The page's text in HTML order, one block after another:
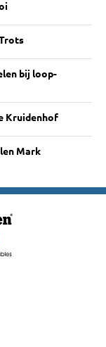
bij loop-
Kruidenhof
Mark